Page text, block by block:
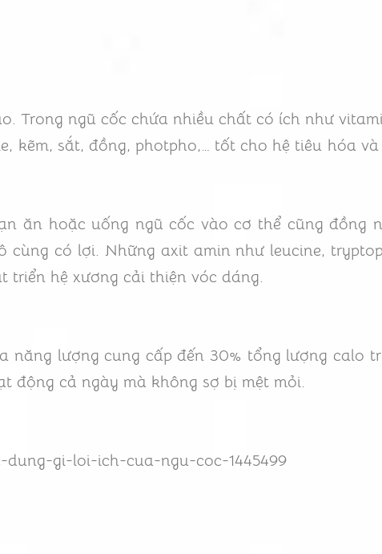
Trong ngũ cốc chứa nhiều chất có ích như
kẽm, sắt, đồng, photpho,… tốt cho hệ tiêu hóa
ăn hoặc uống ngũ cốc vào cơ thể cũng đồng
có lợi. Những axit amin như leucine,
hệ xương cải thiện vóc dáng.
năng lượng cung cấp đến 30% tổng lượng calo
động cả ngày mà không sợ bị mệt mỏi.
gi-loi-ich-cua-ngu-coc-1445499